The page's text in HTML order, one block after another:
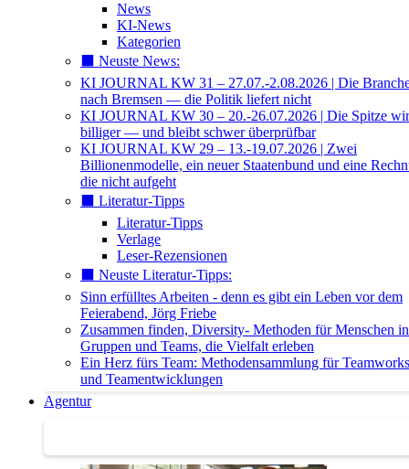
News
KI-News
Kategorien
⬛️ Neuste News:
KI JOURNAL KW 31 – 27.07.-2.08.2026 | Die
nach Bremsen — die Politik liefert nicht
KI JOURNAL KW 30 – 20.-26.07.2026 | Die Spitze
billiger — und bleibt schwer überprüfbar
KI JOURNAL KW 29 – 13.-19.07.2026 | Zwei
Billionenmodelle, ein neuer Staatenbund und eine
die nicht aufgeht
⬛️ Literatur-Tipps
Literatur-Tipps
Verlage
Leser-Rezensionen
⬛️ Neuste Literatur-Tipps:
Sinn erfülltes Arbeiten - denn es gibt ein Leben vor dem
Feierabend, Jörg Friebe
Zusammen finden, Diversity- Methoden für Menschen in
Gruppen und Teams, die Vielfalt erleben
Ein Herz fürs Team: Methodensammlung für
und Teamentwicklungen
Agentur